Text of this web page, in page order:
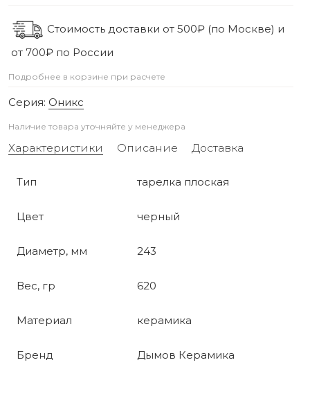
Стоимость доставки от 500₽ (по Москве) и
от 700₽ по России
Подробнее в корзине при расчете
Серия: Оникс
Наличие товара уточняйте у менеджера
Характеристики Описание Доставка
Тип тарелка плоская
Цвет черный
Диаметр, мм 243
Вес, гр 620
Материал керамика
Бренд Дымов Керамика